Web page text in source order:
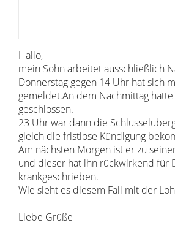
Hallo,
mein Sohn arbeitet ausschließlich
Donnerstag gegen 14 Uhr hat sich
gemeldet.An dem Nachmittag
geschlossen.
23 Uhr war dann die
gleich die fristlose Kündigung
Am nächsten Morgen ist er zu
und dieser hat ihn rückwirkend für
krankgeschrieben.
Wie sieht es diesem Fall mit der
Liebe Grüße